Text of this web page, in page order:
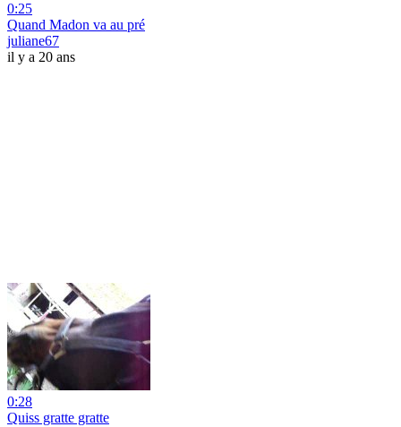
0:25
Quand Madon va au pré
juliane67
il y a 20 ans
0:28
Quiss gratte gratte